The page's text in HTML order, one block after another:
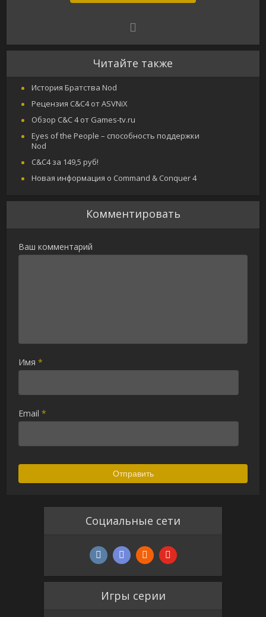
Читайте также
История Братства Nod
Рецензия C&C4 от ASVNiX
Обзор C&C 4 от Games-tv.ru
Eyes of the People – способность поддержки
Nod
C&C4 за 149,5 руб!
Новая информация о Command & Conquer 4
Комментировать
Ваш комментарий
Имя*
Email*
Социальные сети
Игры серии